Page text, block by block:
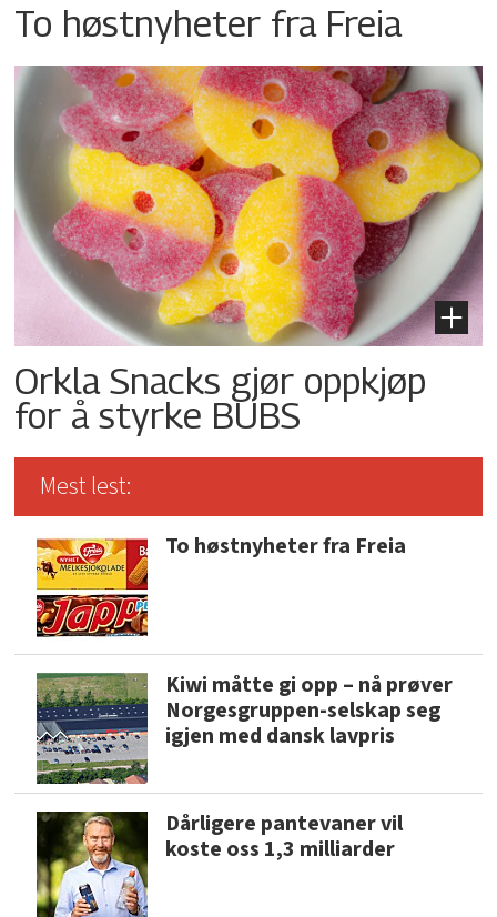
To høstnyheter fra Freia
Orkla Snacks gjør oppkjøp
for å styrke BUBS
Mest lest:
To høstnyheter fra Freia
Kiwi måtte gi opp – nå prøver
Norgesgruppen-selskap seg
igjen med dansk lavpris
Dårligere pantevaner vil
koste oss 1,3 milliarder